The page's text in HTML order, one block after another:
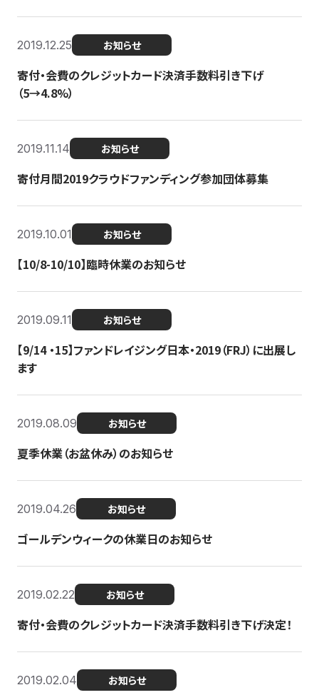
2019.12.25 お知らせ
寄付・会費のクレジットカード決済手数料引き下げ
（5→4.8%）
2019.11.14 お知らせ
寄付月間2019クラウドファンディング参加団体募集
2019.10.01 お知らせ
【10/8-10/10】臨時休業のお知らせ
2019.09.11 お知らせ
【9/14 ・15】ファンドレイジング日本・2019（FRJ）に出展し
ます
2019.08.09 お知らせ
夏季休業（お盆休み）のお知らせ
2019.04.26 お知らせ
ゴールデンウィークの休業日のお知らせ
2019.02.22 お知らせ
寄付・会費のクレジットカード決済手数料引き下げ決定！
2019.02.04 お知らせ